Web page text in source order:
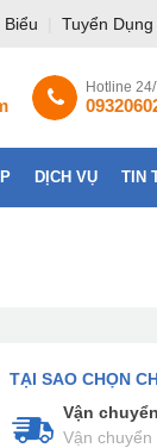
Tuyển Dụng
Hotline
DỊCH VỤ TIN
TẠI SAO CHỌN
Vận chuyển
Vận